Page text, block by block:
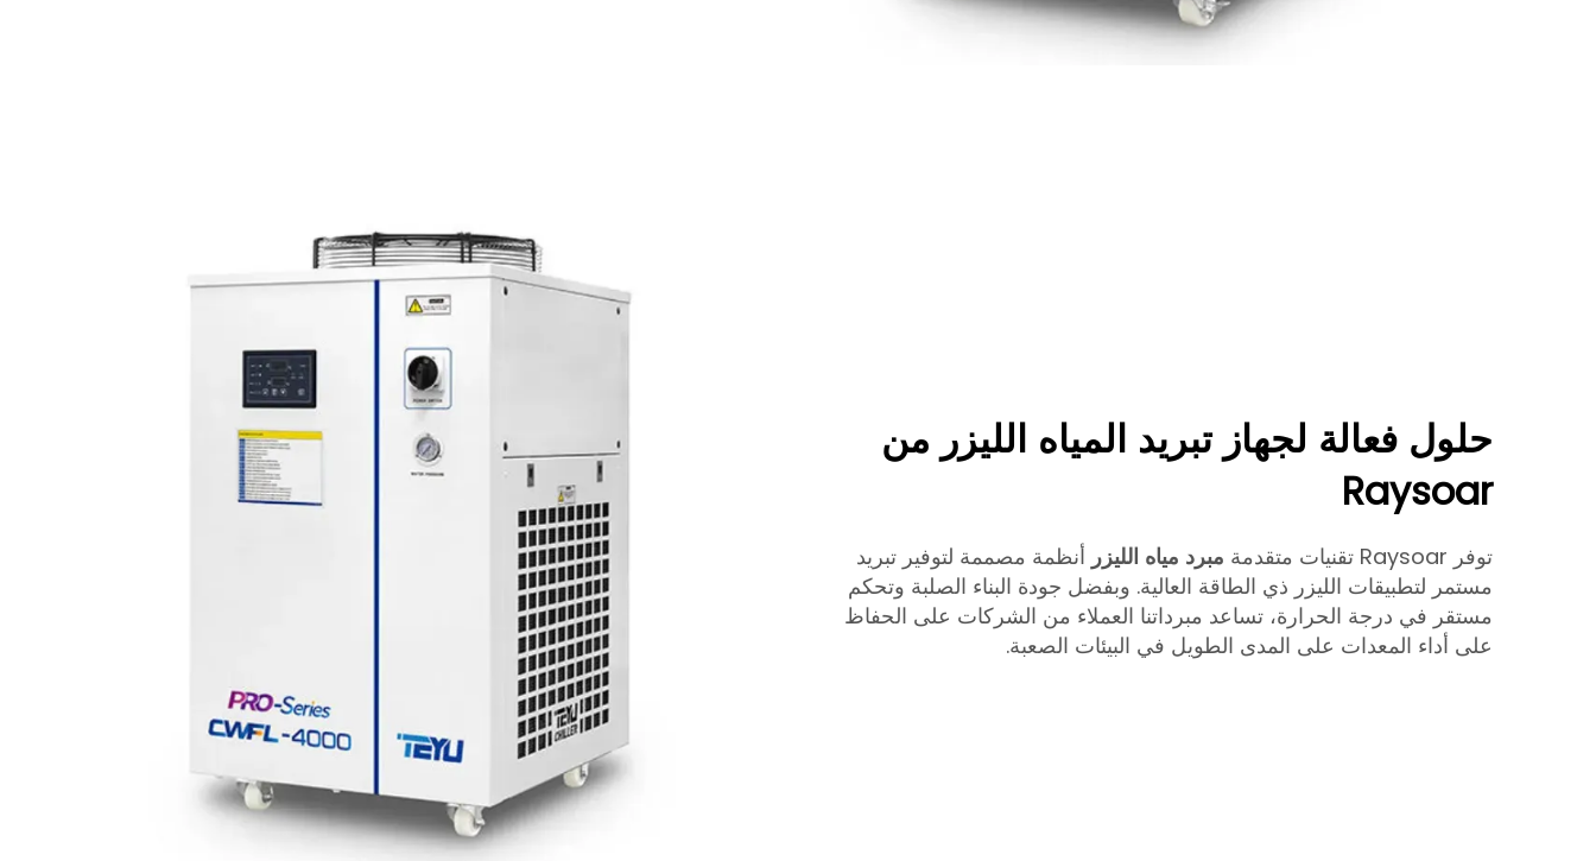
حلول فعالة لجهاز تبريد المياه الليزر من
Raysoar
توفر Raysoar تقنيات متقدمة مبرد مياه الليزر أنظمة مصممة لتوفير تبريد
مستمر لتطبيقات الليزر ذي الطاقة العالية. وبفضل جودة البناء الصلبة وتحكم
مستقر في درجة الحرارة، تساعد مبرداتنا العملاء من الشركات على الحفاظ
على أداء المعدات على المدى الطويل في البيئات الصعبة.